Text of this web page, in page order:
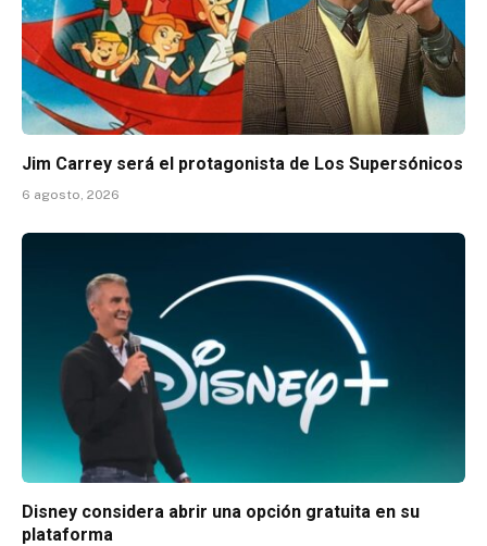
Jim Carrey será el protagonista de Los Supersónicos
6 agosto, 2026
Disney considera abrir una opción gratuita en su
plataforma